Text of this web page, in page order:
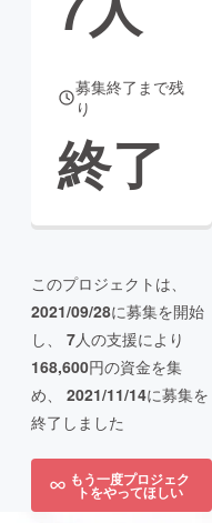
募集終了まで残
り
終了
このプロジェクトは、
2021/09/28に募集を開始
し、 7人の支援により
168,600円の資金を集
め、 2021/11/14に募集を
終了しました
もう一度プロジェク
トをやってほしい